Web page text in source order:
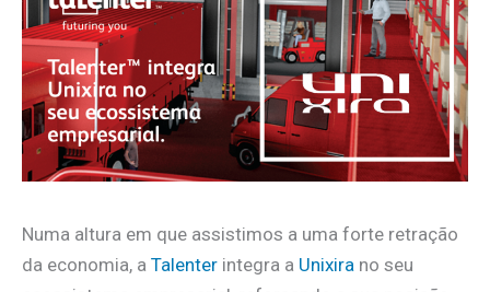
Numa altura em que assistimos a uma forte retração
da economia, a Talenter integra a Unixira no seu